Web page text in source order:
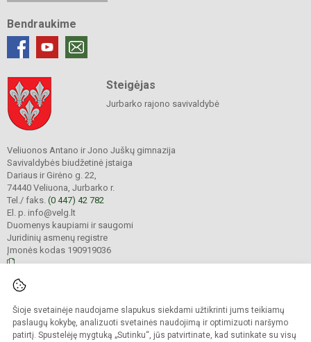
Šioje svetainėje naudojame slapukus siekdami užtikrinti jums teikiamų
paslaugų kokybę, analizuoti svetainės naudojimą ir optimizuoti naršymo
patirtį. Spustelėję mygtuką „Sutinku“, jūs patvirtinate, kad sutinkate su visų
Bendraukime
Steigėjas
Jurbarko rajono savivaldybė
Veliuonos Antano ir Jono Juškų gimnazija
Savivaldybės biudžetinė įstaiga
Dariaus ir Girėno g. 22,
74440 Veliuona, Jurbarko r.
Tel./ faks. (0 447) 42 782
El. p. info@velg.lt
Duomenys kaupiami ir saugomi
Juridinių asmenų registre
Įmonės kodas 190919036
Kopijuoti turinį be raštiško gimnazijos administracijos sutikimo griežtai
draudžiama.